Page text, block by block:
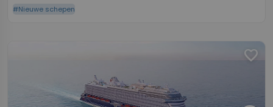
#Nieuwe schepen
favorite